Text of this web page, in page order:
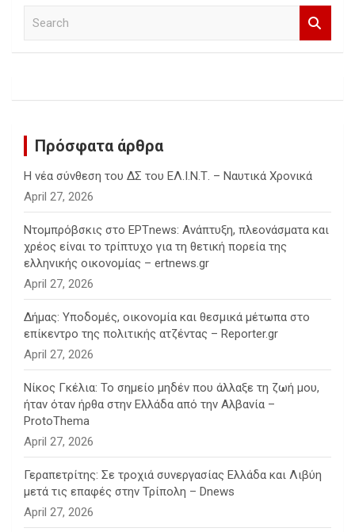
h
Πρόσφατα άρθρα
Η νέα σύνθεση του ΔΣ του ΕΛ.Ι.Ν.Τ. – Ναυτικά Χρονικά
April 27, 2026
Ντομπρόβσκις στο ΕΡΤnews: Ανάπτυξη, πλεονάσματα και
χρέος είναι το τρίπτυχο για τη θετική πορεία της
ελληνικής οικονομίας – ertnews.gr
April 27, 2026
Δήμας: Υποδομές, οικονομία και θεσμικά μέτωπα στο
επίκεντρο της πολιτικής ατζέντας – Reporter.gr
April 27, 2026
Νίκος Γκέλια: Το σημείο μηδέν που άλλαξε τη ζωή μου,
ήταν όταν ήρθα στην Ελλάδα από την Αλβανία –
ProtoThema
April 27, 2026
Γεραπετρίτης: Σε τροχιά συνεργασίας Ελλάδα και Λιβύη
μετά τις επαφές στην Τρίπολη – Dnews
April 27, 2026